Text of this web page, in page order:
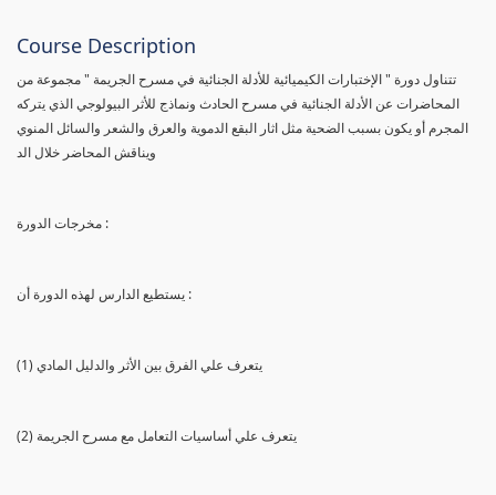
Course Description
تتناول دورة " الإختبارات الكيميائية للأدلة الجنائية في مسرح الجريمة " مجموعة من
المحاضرات عن الأدلة الجنائية في مسرح الحادث ونماذج للأثر البيولوجي الذي يتركه
المجرم أو يكون بسبب الضحية مثل اثار البقع الدموية والعرق والشعر والسائل المنوي
ويناقش المحاضر خلال الد
مخرجات الدورة :
يستطيع الدارس لهذه الدورة أن :
(1) يتعرف علي الفرق بين الأثر والدليل المادي
(2) يتعرف علي أساسيات التعامل مع مسرح الجريمة